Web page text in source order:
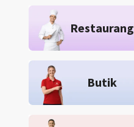
Restaurang
Butik